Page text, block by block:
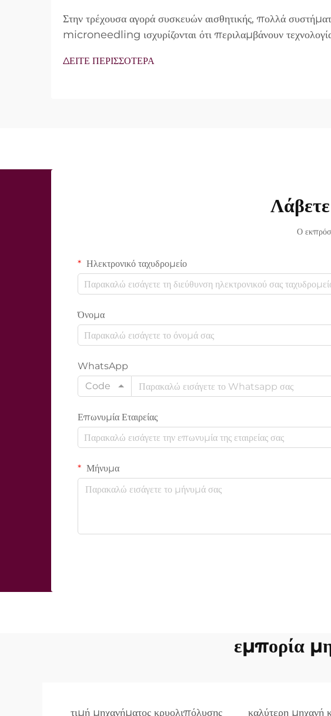
Στην τρέχουσα αγορά συσκευών αισθητικής, πολλά
microneedling ισχυρίζονται ότι περιλαμβάνουν
δεν είναι απλώς αν αυτά τα χαρακτηριστικά υπάρχουν, αλλά
ΔΕΙΤΕ ΠΕΡΙΣΣΟΤΕΡΑ
Ο
Ηλεκτρονικό ταχυδρομείο
Όνομα
WhatsApp
Code
Επωνυμία Εταιρείας
Μήνυμα
εμπορία
τιμή μηχανήματος κρυολιπόλυσης καλύτερη μηχανή